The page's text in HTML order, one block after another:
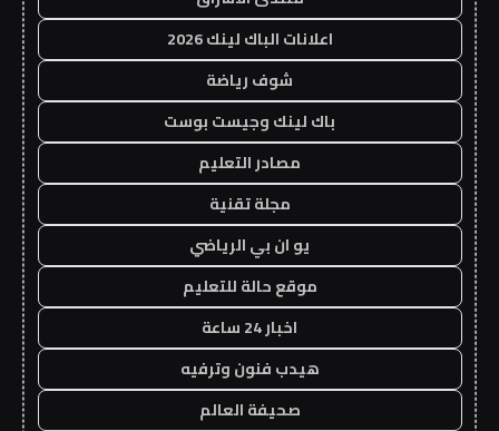
اعلانات الباك لينك 2026
شوف رياضة
باك لينك وجيست بوست
مصادر التعليم
مجلة تقنية
يو ان بي الرياضي
موقع حالة للتعليم
اخبار 24 ساعة
هيدب فنون وترفيه
صحيفة العالم